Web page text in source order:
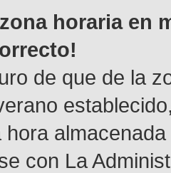
horaria en
de que de la
hora
con La